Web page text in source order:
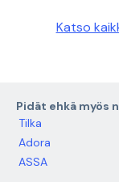
Katso
Pidät ehkä myös
Tilka
Adora
ASSA